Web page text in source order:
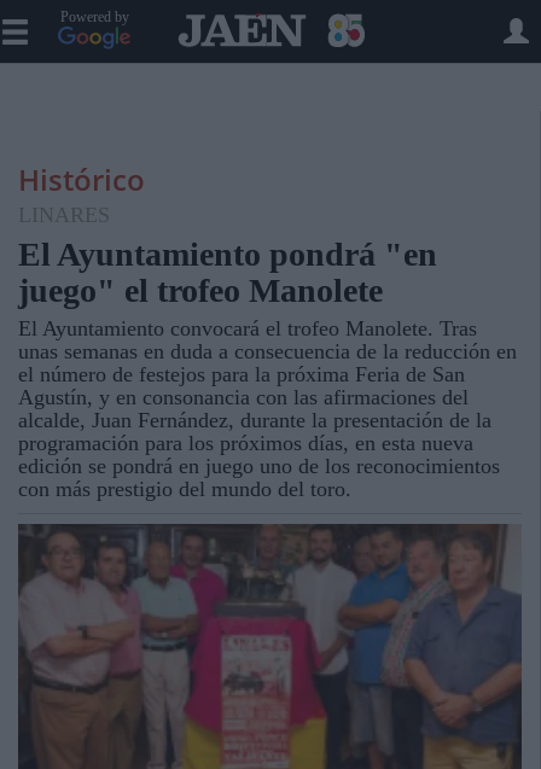
Powered by
Histórico
LINARES
El Ayuntamiento pondrá "en
juego" el trofeo Manolete
El Ayuntamiento convocará el trofeo Manolete. Tras
unas semanas en duda a consecuencia de la reducción en
el número de festejos para la próxima Feria de San
Agustín, y en consonancia con las afirmaciones del
alcalde, Juan Fernández, durante la presentación de la
programación para los próximos días, en esta nueva
edición se pondrá en juego uno de los reconocimientos
con más prestigio del mundo del toro.